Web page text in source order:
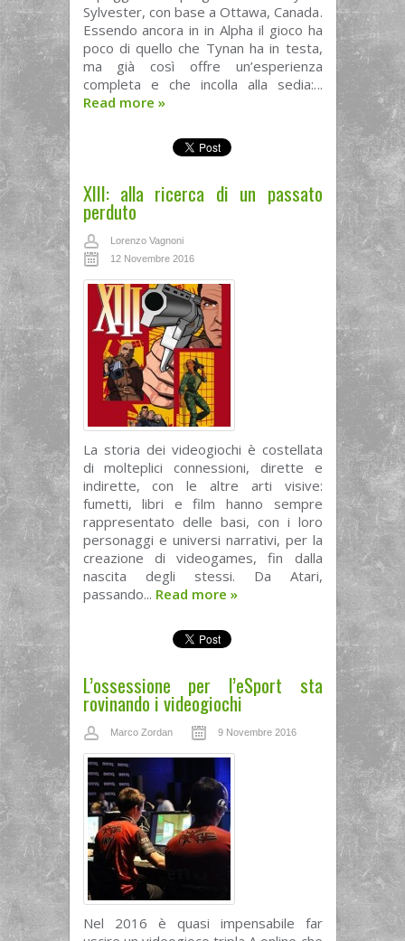
Sylvester, con base a Ottawa, Canada.
Essendo ancora in in Alpha il gioco ha
poco di quello che Tynan ha in testa,
ma già così offre un’esperienza
completa e che incolla alla sedia:...
Read more »
XIII: alla ricerca di un passato
perduto
Lorenzo Vagnoni
12 Novembre 2016
La storia dei videogiochi è costellata
di molteplici connessioni, dirette e
indirette, con le altre arti visive:
fumetti, libri e film hanno sempre
rappresentato delle basi, con i loro
personaggi e universi narrativi, per la
creazione di videogames, fin dalla
nascita degli stessi. Da Atari,
passando... Read more »
L’ossessione per l’eSport sta
rovinando i videogiochi
Marco Zordan 9 Novembre 2016
Nel 2016 è quasi impensabile far